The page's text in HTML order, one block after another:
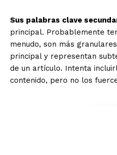
Sus palabras clave
principal. Probablemente
menudo, son más
principal y representan
de un artículo. Intenta
contenido, pero no los